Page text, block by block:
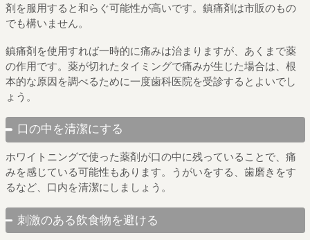
剤を服用すると和らぐ可能性が高いです。鎮痛剤は市販のもの
でも構いません。
鎮痛剤を使用すれば一時的に痛みは治まりますが、あくまで薬
の作用です。薬が切れたタイミングで痛みが生じた場合は、根
本的な原因を調べるために一度歯科医院を受診するとよいでし
ょう。
口の中を清潔にする
ホワイトニングで使った薬剤が口の中に残っていることで、痛
みを感じている可能性もあります。うがいをする、歯磨きをす
るなど、口内を清潔にしましょう。
刺激のある飲食物を避ける